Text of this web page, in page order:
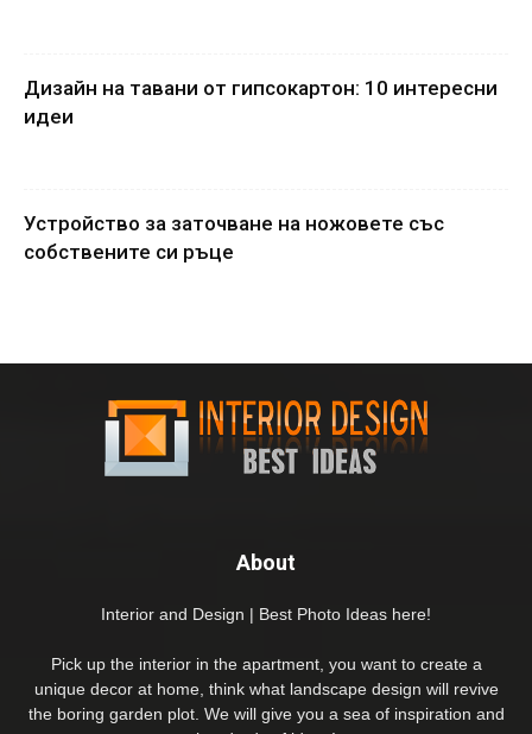
Дизайн на тавани от гипсокартон: 10 интересни
идеи
Устройство за заточване на ножовете със
собствените си ръце
About
Interior and Design | Best Photo Ideas here!
Pick up the interior in the apartment, you want to create a
unique decor at home, think what landscape design will revive
the boring garden plot. We will give you a sea of inspiration and